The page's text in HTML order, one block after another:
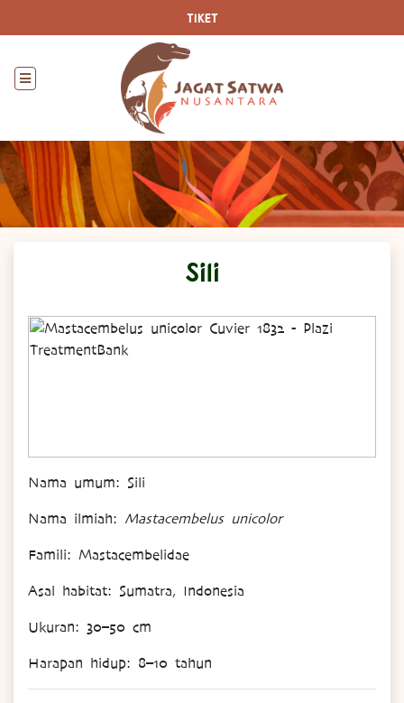
TIKET
Sili
Nama umum: Sili
Nama ilmiah: Mastacembelus unicolor
Famili: Mastacembelidae
Asal habitat: Sumatra, Indonesia
Ukuran: 30–50 cm
Harapan hidup: 8–10 tahun